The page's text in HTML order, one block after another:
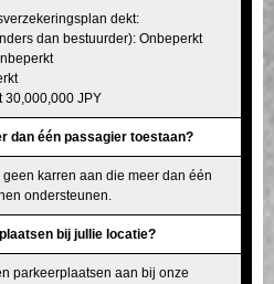
dekt:
dan bestuurder): Onbeperkt
30,000,000 JPY
dan één passagier toestaan?
karren aan die meer dan één
ondersteunen.
bij jullie locatie?
parkeerplaatsen aan bij onze